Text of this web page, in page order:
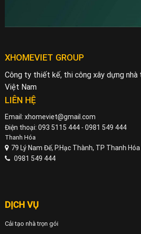
XHOMEVIET GROUP
Công ty thiết kế, thi công xây dựng
Việt Nam
LIÊN HỆ
Email: xhomeviet@gmail.com
Điện thoại: 093 5115 444 - 0981 549 444
Thanh Hóa
79 Lý Nam Đế, P.Hạc Thành, TP Thanh Hóa
0981 549 444
DỊCH VỤ
Cải tạo nhà trọn gói